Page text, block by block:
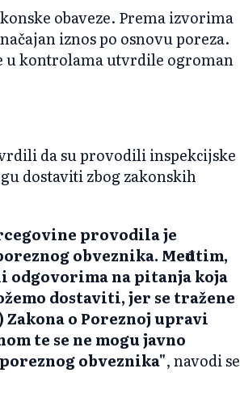
obaveze. Prema izvorima
iznos po osnovu poreza.
u kontrolama utvrdile ogroman
da su provodili inspekcijske
dostaviti zbog zakonskih
provodila je
obveznika. Međutim,
odgovorima na pitanja koja
dostaviti, jer se tražene
Zakona o Poreznoj upravi
te se ne mogu javno
obveznika", navodi se